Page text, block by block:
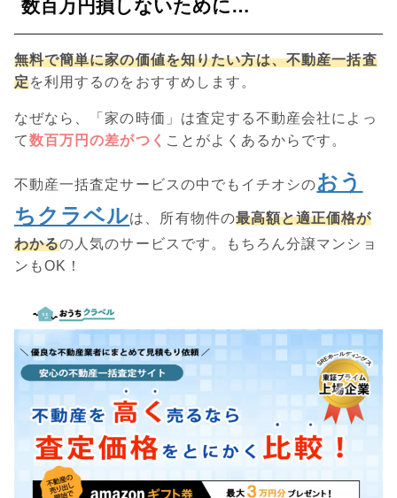
数百万円損しないために…
無料で簡単に家の価値を知りたい方は、不動産一括査
定を利用するのをおすすめします。
なぜなら、「家の時価」は査定する不動産会社によっ
て数百万円の差がつく ことがよくあるからです。
不動産一括査定サービスの中でもイチオシのおう
ちクラベルは、所有物件の最高額と適正価格が
わかるの人気のサービスです。もちろん分譲マンショ
ンもOK！